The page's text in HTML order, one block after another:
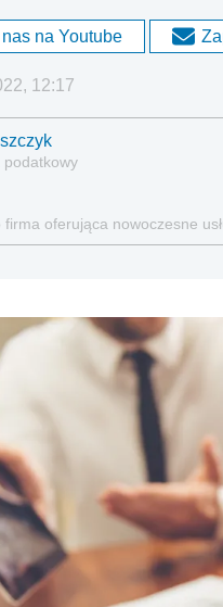
na Youtube
12:17
podatkowy
firma oferująca nowoczesne